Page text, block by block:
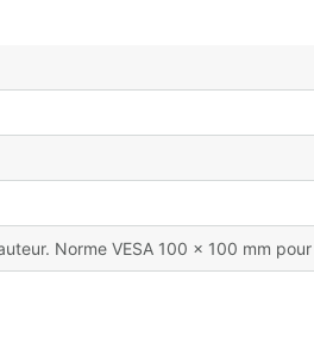
Norme VESA 100 x 100 mm